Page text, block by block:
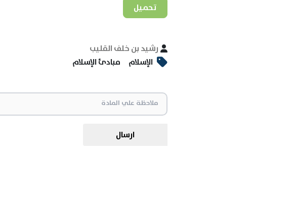
تحميل
رشيد بن خلف القليب
الإسلام
مبادئ الإسلام
ارسال